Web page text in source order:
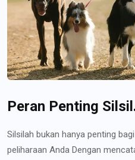
Peran Penting
Silsilah bukan hanya penting
peliharaan Anda Dengan